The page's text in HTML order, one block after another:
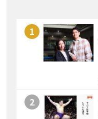
1
2